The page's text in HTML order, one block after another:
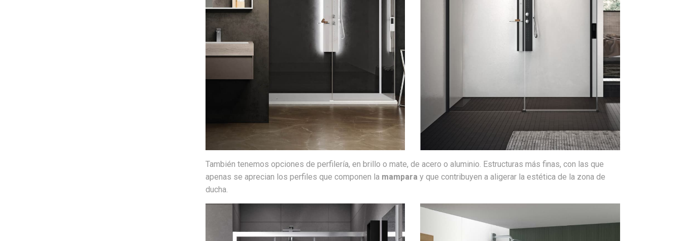
También tenemos opciones de perfilería, en brillo o mate, de acero o aluminio. Estructuras más finas, con las que
apenas se aprecian los perfiles que componen la mampara y que contribuyen a aligerar la estética de la zona de
ducha.